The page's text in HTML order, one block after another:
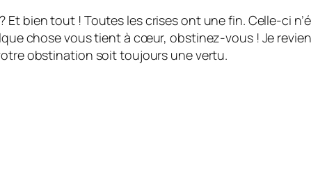
bien tout ! Toutes les crises ont une fin. Celle-ci
chose vous tient à cœur, obstinez-vous ! Je
obstination soit toujours une vertu.